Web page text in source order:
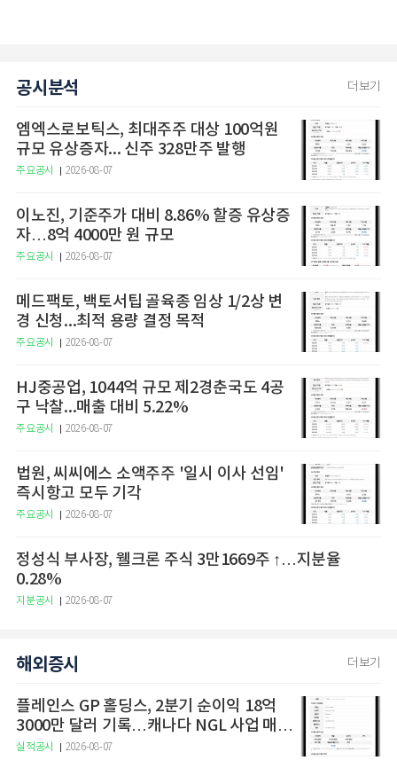
공시분석 더보기
엠엑스로보틱스, 최대주주 대상 100억원
규모 유상증자... 신주 328만주 발행
주요공시 2026-08-07
이노진, 기준주가 대비 8.86% 할증 유상증
자…8억 4000만 원 규모
주요공시 2026-08-07
메드팩토, 백토서팁 골육종 임상 1/2상 변
경 신청...최적 용량 결정 목적
주요공시 2026-08-07
HJ중공업, 1044억 규모 제2경춘국도 4공
구 낙찰...매출 대비 5.22%
주요공시 2026-08-07
법원, 씨씨에스 소액주주 '일시 이사 선임'
즉시항고 모두 기각
주요공시 2026-08-07
정성식 부사장, 웰크론 주식 3만1669주 ↑…지분율
0.28%
지분공시 2026-08-07
해외증시 더보기
플레인스 GP 홀딩스, 2분기 순이익 18억
3000만 달러 기록…캐나다 NGL 사업 매각
효과
실적공시 2026-08-07